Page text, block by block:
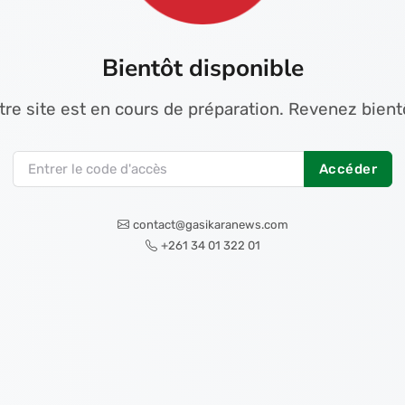
Bientôt disponible
site est en cours de préparation. Revenez
Accéder
contact@gasikaranews.com
+261 34 01 322 01